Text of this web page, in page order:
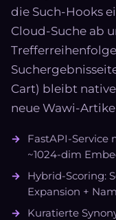
die Such-Hooks
Cloud-Suche ab
Cart) bleibt
neue Wawi-
FastAPI-Service
~1024-dim
Hybrid-Scoring:
Expansion +
Kuratierte